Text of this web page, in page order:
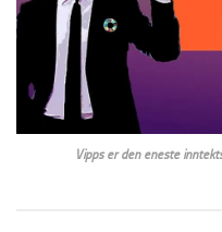
Vipps er den eneste